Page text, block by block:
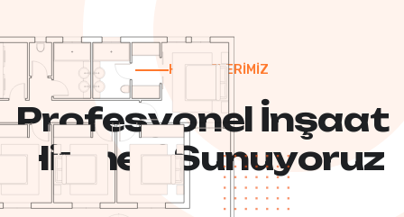
HİZMETLERİMİZ
Profesyonel İnşaat
Hiz metiSunuyoruz